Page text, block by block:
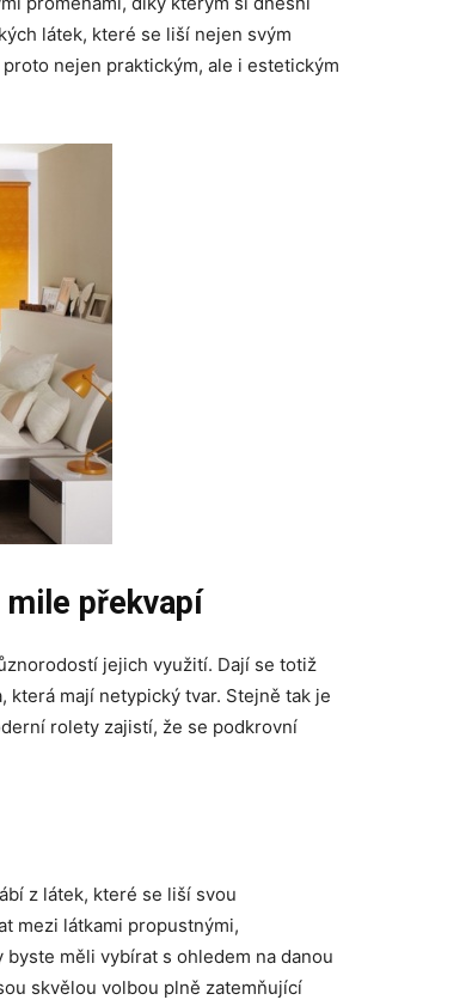
látek, které se liší nejen svým
nejen praktickým, ale i estetickým
překvapí
jejich využití. Dají se totiž
která mají netypický tvar. Stejně tak je
rolety zajistí, že se podkrovní
z látek, které se liší svou
mezi látkami propustnými,
měli vybírat s ohledem na danou
skvělou volbou plně zatemňující